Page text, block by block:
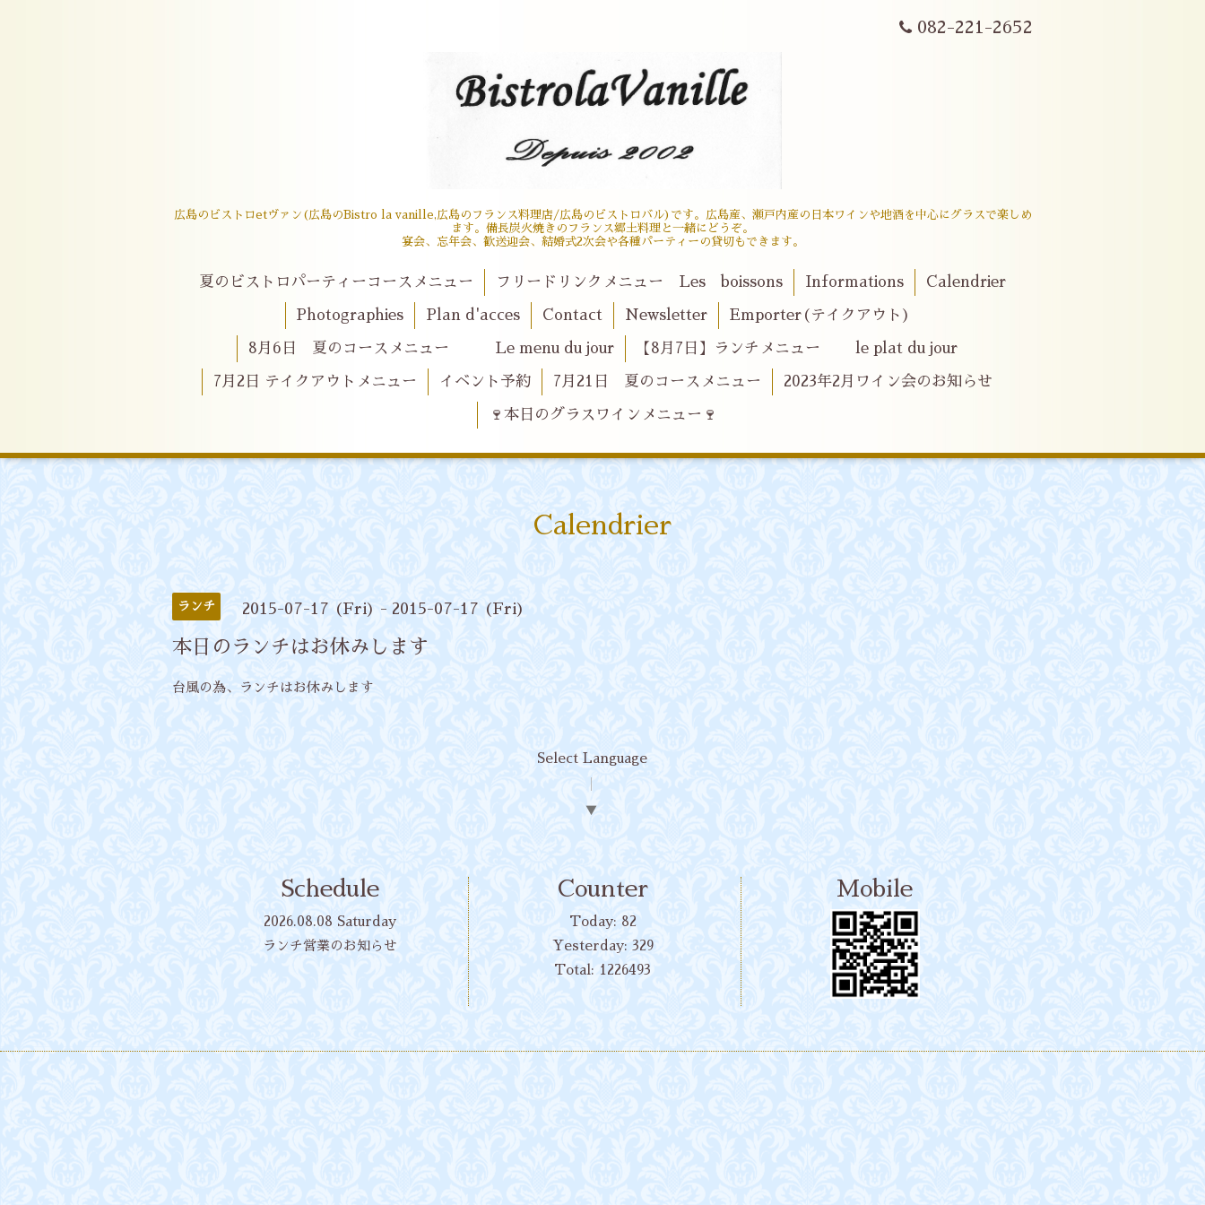
082-221-2652
広島のビストロetヴァン(広島のBistro la vanille,広島のフランス料理店/広島のビストロバル)です。広島産、瀬戸内産の日本ワインや地酒を中心にグラスで楽しめ
ます。備長炭火焼きのフランス郷土料理と一緒にどうぞ。
宴会、忘年会、歓送迎会、結婚式2次会や各種パーティーの貸切もできます。
夏のビストロパーティーコースメニュー フリードリンクメニュー Les boissons Informations Calendrier
Photographies Plan d'acces Contact Newsletter Emporter(テイクアウト)
8月6日 夏のコースメニュー Le menu du jour 【8月7日】ランチメニュー le plat du jour
7月2日 テイクアウトメニュー イベント予約 7月21日 夏のコースメニュー 2023年2月ワイン会のお知らせ
🍷本日のグラスワインメニュー🍷
Calendrier
ランチ 2015-07-17 (Fri) - 2015-07-17 (Fri)
本日のランチはお休みします
台風の為、ランチはお休みします
Select Language
▼
Schedule
2026.08.08 Saturday
ランチ営業のお知らせ
Counter
Today: 82
Yesterday: 329
Total: 1226493
Mobile